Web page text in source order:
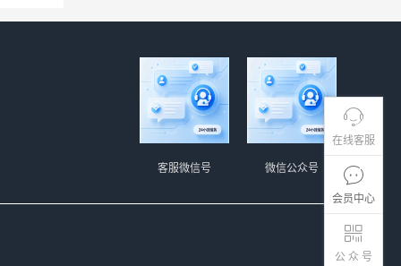
在线客服
会员中心
公 众 号
微信公众号
客服微信号